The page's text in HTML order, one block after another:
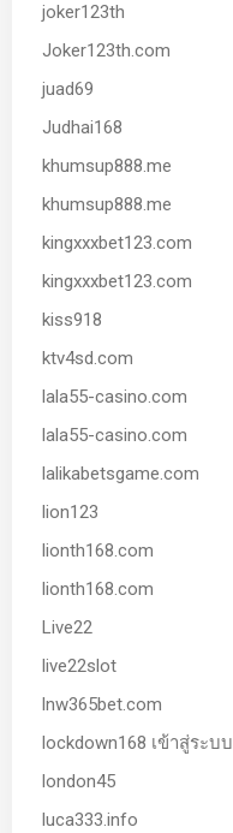
joker123th
Joker123th.com
juad69
Judhai168
khumsup888.me
khumsup888.me
kingxxxbet123.com
kingxxxbet123.com
kiss918
ktv4sd.com
lala55-casino.com
lala55-casino.com
lalikabetsgame.com
lion123
lionth168.com
lionth168.com
Live22
live22slot
lnw365bet.com
lockdown168 เข้าสู่ระบบ
london45
luca333.info